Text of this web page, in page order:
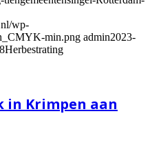
wp-
min.png admin2023-
Herbestrating
in Krimpen aan